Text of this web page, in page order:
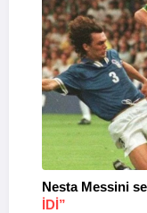
Nesta Messini
IDI”